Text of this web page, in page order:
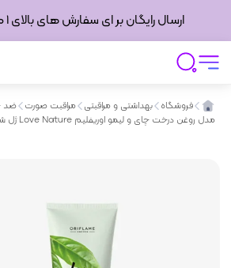
ارسال رایگان بر ای سفارش های بالای 1 میلیون تومان
فروشگاه بهداشتی و مراقبتی مراقبت صورت
ضد
ژل شستشو Love Nature مدل روغن درخت چای و لیمو اوریفلیم